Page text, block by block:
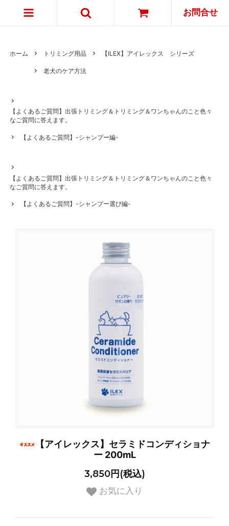
お問合せ
ホーム トリミング用品 【ILEX】アイレックス シリーズ
老犬のケア方法
【よくあるご質問】出張トリミング＆トリミング＆ワンちゃんのこと色々
なご質問に答えます。
【よくあるご質問】-シャンプー編-
【よくあるご質問】出張トリミング＆トリミング＆ワンちゃんのこと色々
なご質問に答えます。
【よくあるご質問】-シャンプー選び編-
【アイレックス】セラミドコンディショナ
ー 200mL
3,850円(税込)
お気に入り